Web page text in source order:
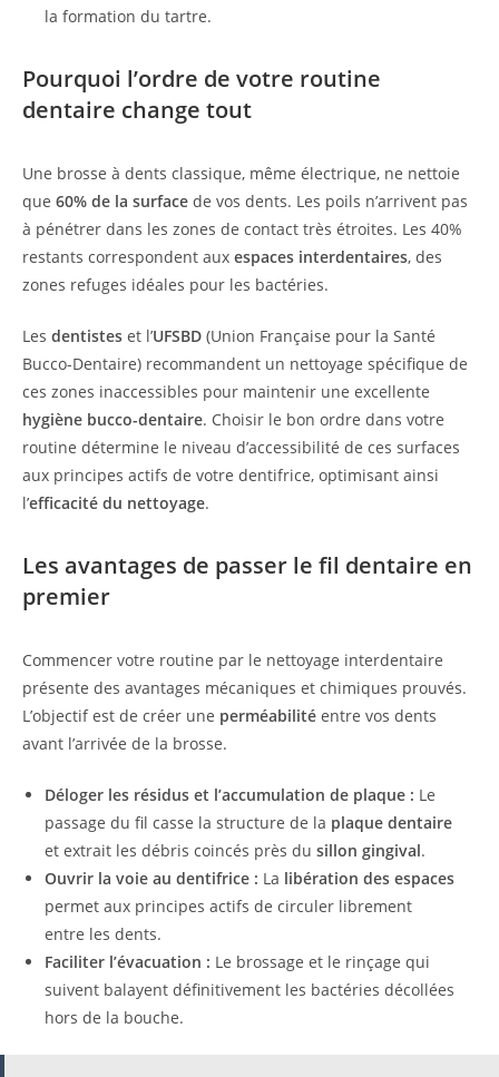
la formation du tartre.
Pourquoi l’ordre de votre routine
dentaire change tout
Une brosse à dents classique, même électrique, ne nettoie
que 60% de la surface de vos dents. Les poils n’arrivent pas
à pénétrer dans les zones de contact très étroites. Les 40%
restants correspondent aux espaces interdentaires, des
zones refuges idéales pour les bactéries.
Les dentistes et l’UFSBD (Union Française pour la Santé
Bucco-Dentaire) recommandent un nettoyage spécifique de
ces zones inaccessibles pour maintenir une excellente
hygiène bucco-dentaire. Choisir le bon ordre dans votre
routine détermine le niveau d’accessibilité de ces surfaces
aux principes actifs de votre dentifrice, optimisant ainsi
l’efficacité du nettoyage.
Les avantages de passer le fil dentaire en
premier
Commencer votre routine par le nettoyage interdentaire
présente des avantages mécaniques et chimiques prouvés.
L’objectif est de créer une perméabilité entre vos dents
avant l’arrivée de la brosse.
Déloger les résidus et l’accumulation de plaque : Le
passage du fil casse la structure de la plaque dentaire
et extrait les débris coincés près du sillon gingival.
Ouvrir la voie au dentifrice : La libération des espaces
permet aux principes actifs de circuler librement
entre les dents.
Faciliter l’évacuation : Le brossage et le rinçage qui
suivent balayent définitivement les bactéries décollées
hors de la bouche.